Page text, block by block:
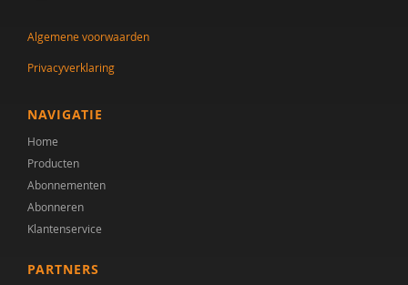
Remy Janischka
Rianne Jansen
Salima Kamp
Lisa van Klaveren
Ineke Koopmans
Athanasios Maras
Algemene voorwaarden
Privacyverklaring
NAVIGATIE
Home
Producten
Abonnementen
Abonneren
Klantenservice
PARTNERS